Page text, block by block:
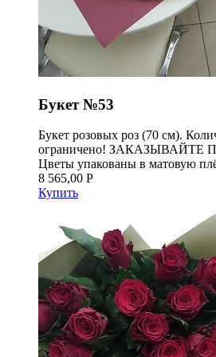
Букет №53
Букет розовых роз (70 см).
ограничено!
Цветы упакованы в матовую
8 565,00 Р
Купить